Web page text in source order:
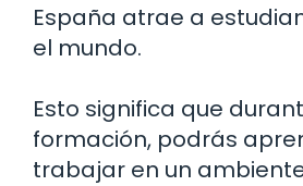
España atrae a
el mundo.
Esto significa que
formación, podrás
trabajar en un